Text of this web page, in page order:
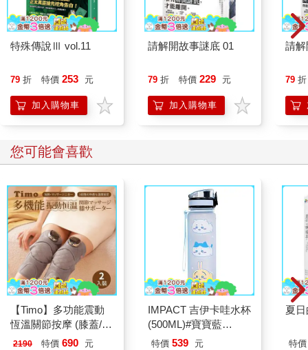
特殊傳說Ⅲ vol.11
79 折 特價 253 元
加入購物車
請解開故事謎底 01
79 折 特價 229 元
加入購物車
請解
79 折
您可能會喜歡
【Timo】多功能震動
恆溫關節按摩 (膝蓋/
肩/手肘通用) 無線充電
2190 特價 690 元
IMPACT 吉伊卡哇水杯
(500ML)#寶寶藍
IMCHB01LB
特價 539 元
夏
特價